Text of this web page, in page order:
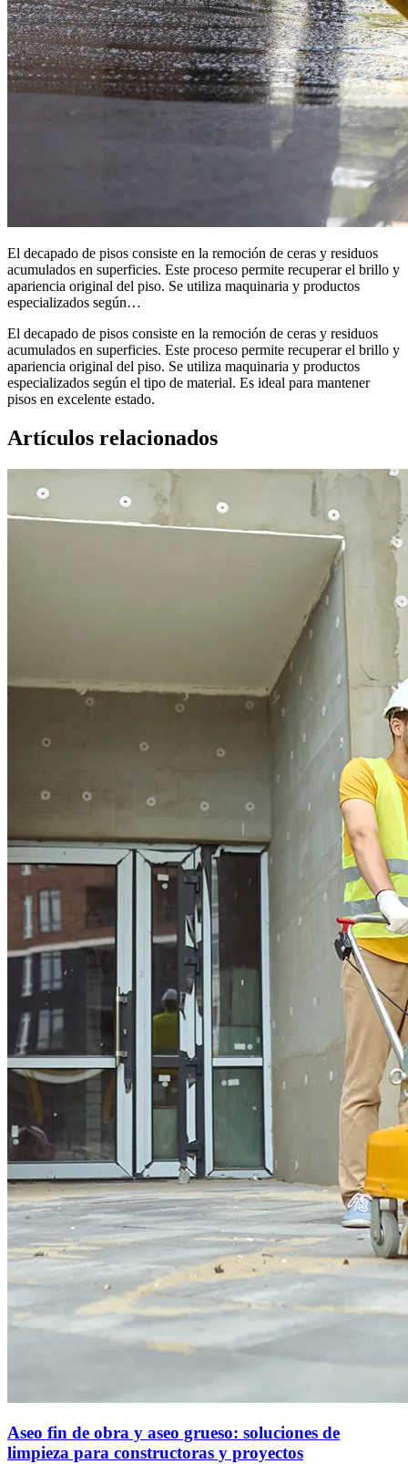
El decapado de pisos consiste en la remoción de ceras y residuos
acumulados en superficies. Este proceso permite recuperar el brillo y
apariencia original del piso. Se utiliza maquinaria y productos
especializados según…
El decapado de pisos consiste en la remoción de ceras y residuos
acumulados en superficies. Este proceso permite recuperar el brillo y
apariencia original del piso. Se utiliza maquinaria y productos
especializados según el tipo de material. Es ideal para mantener
pisos en excelente estado.
Artículos relacionados
Aseo fin de obra y aseo grueso: soluciones de
limpieza para constructoras y proyectos